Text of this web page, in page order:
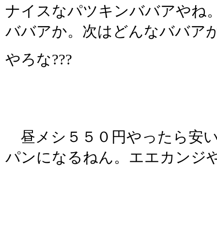
ナイスなパツキンババアやね
ババアか。次はどんなババア
やろな???
昼メシ５５０円やったら安
パンになるねん。エエカンジ